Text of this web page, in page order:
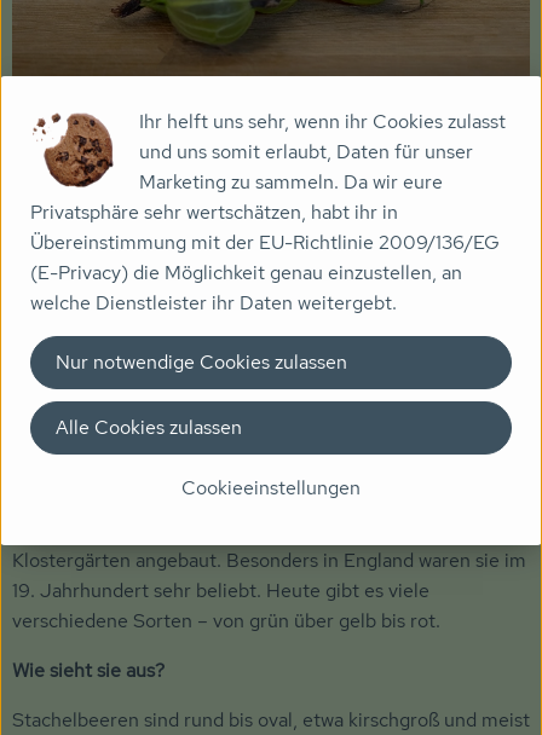
Wusstest du schon?
Stachelbeeren sind robuste Sträucher, die sonnige bis
halbschattige Lagen bevorzugen. Sie gedeihen auf
lockeren, nährstoffreichen Böden und brauchen nur wenig
Pflege. Beim Ernten ist Vorsicht geboten – die Äste sind
mit kleinen Stacheln besetzt! Die Erntezeit liegt meist
zwischen Juni und Juli.
Wo kommt sie her?
Stachelbeeren stammen ursprünglich aus Europa und
Klostergärten angebaut. Besonders in England waren sie im
19. Jahrhundert sehr beliebt. Heute gibt es viele
verschiedene Sorten – von grün über gelb bis rot.
Wie sieht sie aus?
Stachelbeeren sind rund bis oval, etwa kirschgroß und meist
Ihr helft uns sehr, wenn ihr Cookies zulasst
und uns somit erlaubt, Daten für unser
Marketing zu sammeln. Da wir eure
Privatsphäre sehr wertschätzen, habt ihr in
Übereinstimmung mit der EU-Richtlinie 2009/136/EG
(E-Privacy) die Möglichkeit genau einzustellen, an
welche Dienstleister ihr Daten weitergebt.
Cookieeinstellungen
Nur notwendige Cookies zulassen
Alle Cookies zulassen